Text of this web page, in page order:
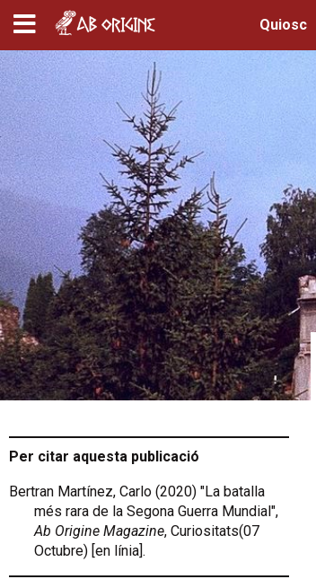
Quiosc
Per citar aquesta publicació
Bertran Martínez, Carlo (2020) "La batalla
més rara de la Segona Guerra Mundial",
Ab Origine Magazine, Curiositats(07
Octubre) [en línia].